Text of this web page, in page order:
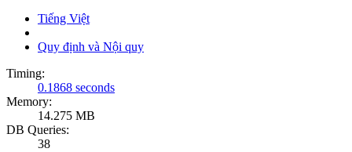
Tiếng Việt
Quy định và Nội quy
Timing:
0.1868 seconds
Memory:
14.275 MB
DB Queries:
38